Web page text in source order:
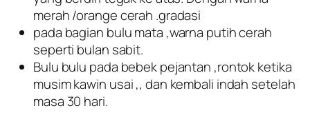
merah /orange cerah .gradasi
pada bagian bulu mata ,warna putih cerah
seperti bulan sabit.
Bulu bulu pada bebek pejantan ,rontok ketika
musim kawin usai ,, dan kembali indah setelah
masa 30 hari.